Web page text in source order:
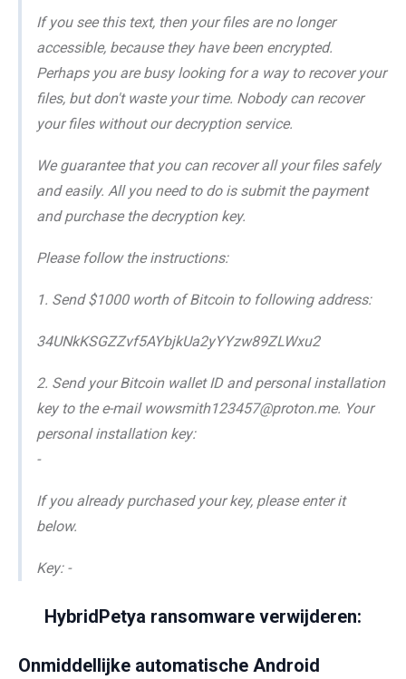
If you see this text, then your files are no longer
accessible, because they have been encrypted.
Perhaps you are busy looking for a way to recover your
files, but don't waste your time. Nobody can recover
your files without our decryption service.
We guarantee that you can recover all your files safely
and easily. All you need to do is submit the payment
and purchase the decryption key.
Please follow the instructions:
1. Send $1000 worth of Bitcoin to following address:
34UNkKSGZZvf5AYbjkUa2yYYzw89ZLWxu2
2. Send your Bitcoin wallet ID and personal installation
key to the e-mail wowsmith123457@proton.me. Your
personal installation key:
-
If you already purchased your key, please enter it
below.
Key: -
HybridPetya ransomware verwijderen:
Onmiddellijke automatische Android